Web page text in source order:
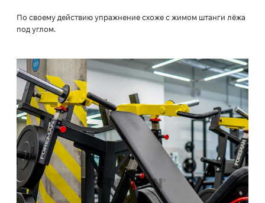
По своему действию упражнение схоже с жимом штанги лёжа
под углом.